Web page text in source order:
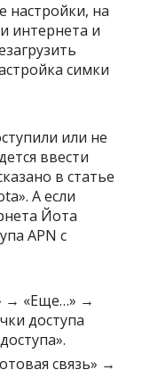
настройки, на
интернета и
симки
или не
ввести
в статье
А если
Йота
APN с
→ «Еще…» →
доступа
связь» →